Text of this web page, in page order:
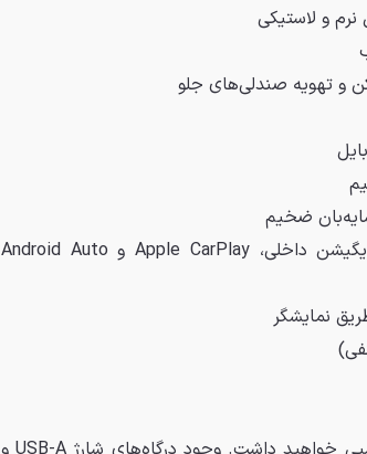
و لاستیکی
و تهویه صندلی‌های جلو
ضخیم
سیستم نمایشگر مرکزی ۱۴.۸ اینچی با نویگیشن داخلی، Apple CarPlay و Android Auto
نمایشگر